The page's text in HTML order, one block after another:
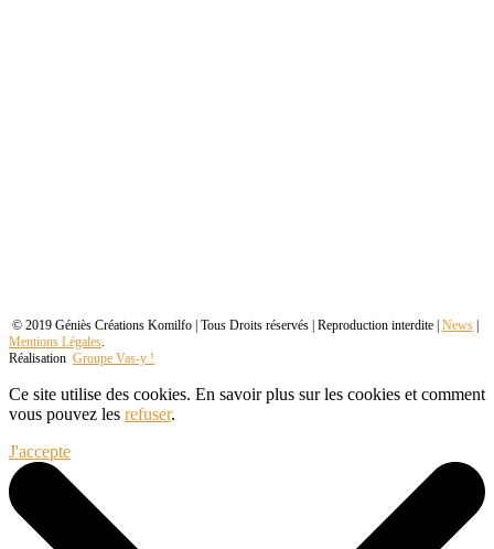
© 2019 Géniès Créations Komilfo | Tous Droits réservés | Reproduction interdite | News |
Mentions Légales
Réalisation Groupe Vas-y !
Ce site utilise des cookies. En savoir plus sur les cookies et comment
vous pouvez les refuser.
J'accepte